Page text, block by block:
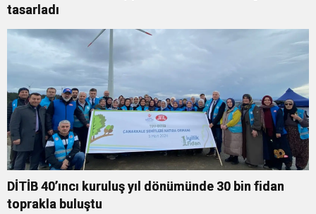
tasarladı
DİTİB 40’ıncı kuruluş yıl dönümünde 30 bin fidan
toprakla buluştu